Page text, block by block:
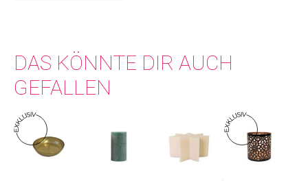
DAS KÖNNTE DIR AUCH
GEFALLEN